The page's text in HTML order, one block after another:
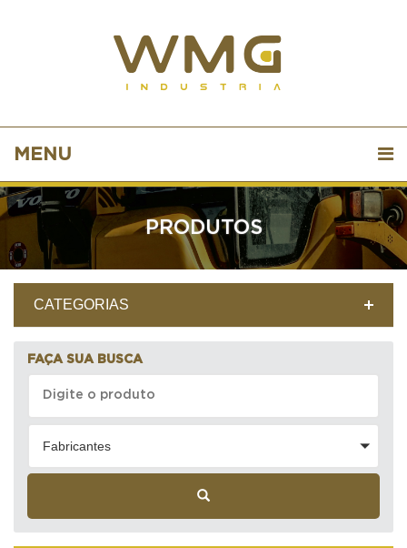
MENU
PRODUTOS
CATEGORIAS
FAÇA SUA BUSCA
Fabricantes